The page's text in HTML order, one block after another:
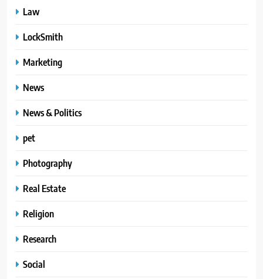
Law
LockSmith
Marketing
News
News & Politics
pet
Photography
Real Estate
Religion
Research
Social